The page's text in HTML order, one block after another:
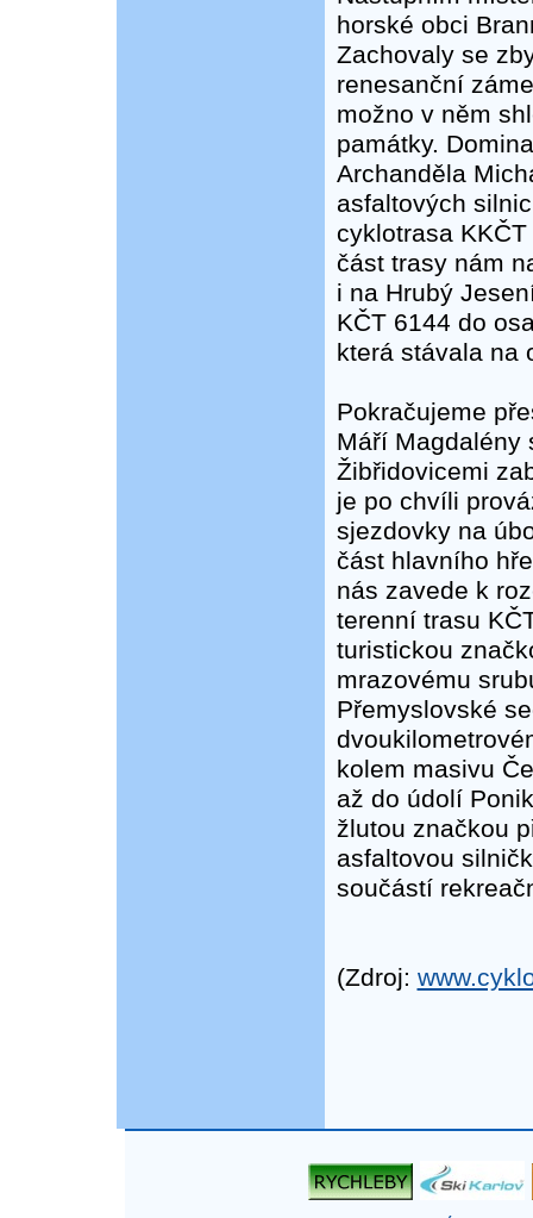
horské obci
Zachovaly se
renesanční
možno v něm
památky.
Archanděla
asfaltových
cyklotrasa
část trasy nám
i na Hrubý
KČT 6144 do
která stávala na
Pokračujeme
Máří Magdalény
Žibřidovicemi
je po chvíli
sjezdovky na
část hlavního
nás zavede k
terenní trasu
turistickou
mrazovému
Přemyslovské
kolem masivu
až do údolí
žlutou značkou
asfaltovou
součástí
(Zdroj: